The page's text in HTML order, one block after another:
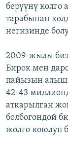
берүүнү колго
тарабынан
негизинде
2009-жылы
Бирок мен
пайызын
42-43
аткарылган
болбогондой
жолго коюлуп